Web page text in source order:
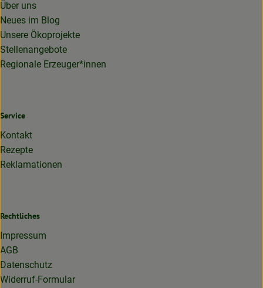
Über uns
Neues im Blog
Unsere Ökoprojekte
Stellenangebote
Regionale Erzeuger*innen
Service
Kontakt
Rezepte
Reklamationen
Rechtliches
Impressum
AGB
Datenschutz
Widerruf-Formular